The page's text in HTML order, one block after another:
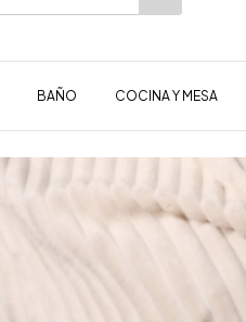
BAÑO COCINA Y MESA